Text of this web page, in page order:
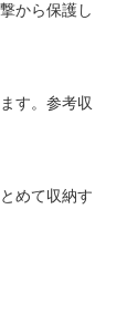
から保護し
す。参考収
めて収納す